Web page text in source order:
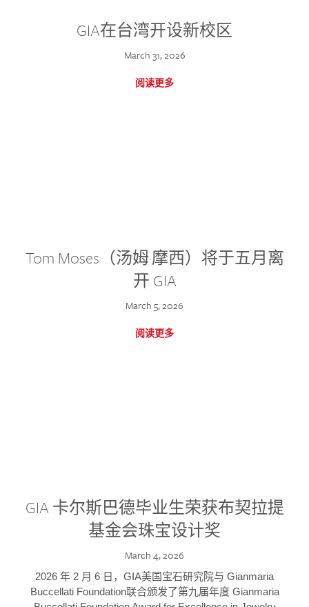
GIA在台湾开设新校区
March 31, 2026
阅读更多
Tom Moses（汤姆·摩西）将于五月离
开 GIA
March 5, 2026
阅读更多
GIA 卡尔斯巴德毕业生荣获布契拉提
基金会珠宝设计奖
March 4, 2026
2026 年 2 月 6 日，GIA美国宝石研究院与 Gianmaria
Buccellati Foundation联合颁发了第九届年度 Gianmaria